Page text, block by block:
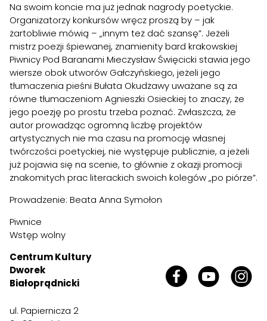
Na swoim koncie ma już jednak nagrody poetyckie.
Organizatorzy konkursów wręcz proszą by – jak
żartobliwie mówią – „innym też dać szansę”. Jeżeli
mistrz poezji śpiewanej, znamienity bard krakowskiej
Piwnicy Pod Baranami Mieczysław Święcicki stawia jego
wiersze obok utworów Gałczyńskiego, jeżeli jego
tłumaczenia pieśni Bułata Okudżawy uważane są za
równe tłumaczeniom Agnieszki Osieckiej to znaczy, że
jego poezję po prostu trzeba poznać. Zwłaszcza, że
autor prowadząc ogromną liczbę projektów
artystycznych nie ma czasu na promocję własnej
twórczości poetyckiej, nie występuje publicznie, a jeżeli
już pojawia się na scenie, to głównie z okazji promocji
znakomitych prac literackich swoich kolegów „po piórze”.
Prowadzenie: Beata Anna Symołon
Piwnice
Wstęp wolny
Centrum Kultury
Dworek
Białoprądnicki
ul. Papiernicza 2